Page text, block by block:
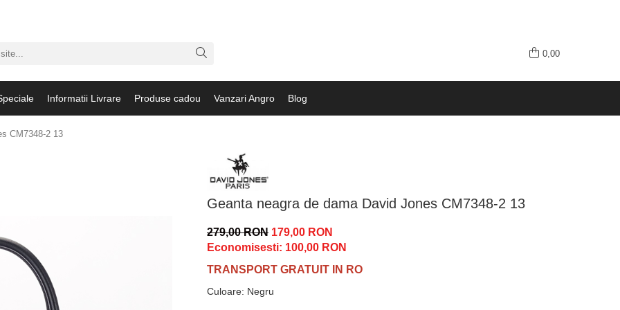
0,00
Informatii Livrare Produse cadou Vanzari Angro Blog
CM7348-2 13
Geanta neagra de dama David Jones CM7348-2 13
279,00 RON 179,00 RON
Economisesti: 100,00 RON
TRANSPORT GRATUIT IN RO
Culoare: Negru